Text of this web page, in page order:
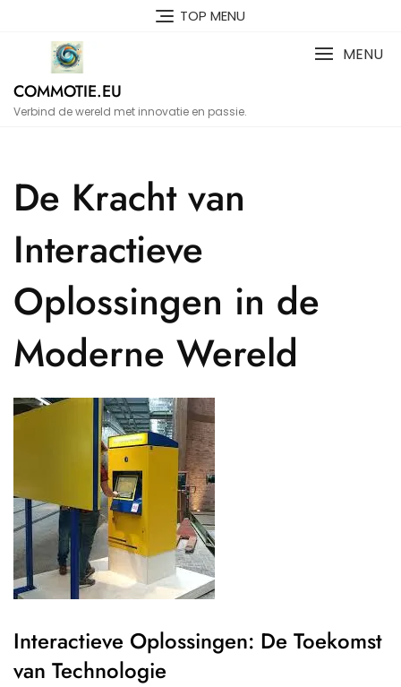
TOP MENU
COMMOTIE.EU
Verbind de wereld met innovatie en passie.
MENU
De Kracht van
Interactieve
Oplossingen in de
Moderne Wereld
Interactieve Oplossingen: De Toekomst
van Technologie